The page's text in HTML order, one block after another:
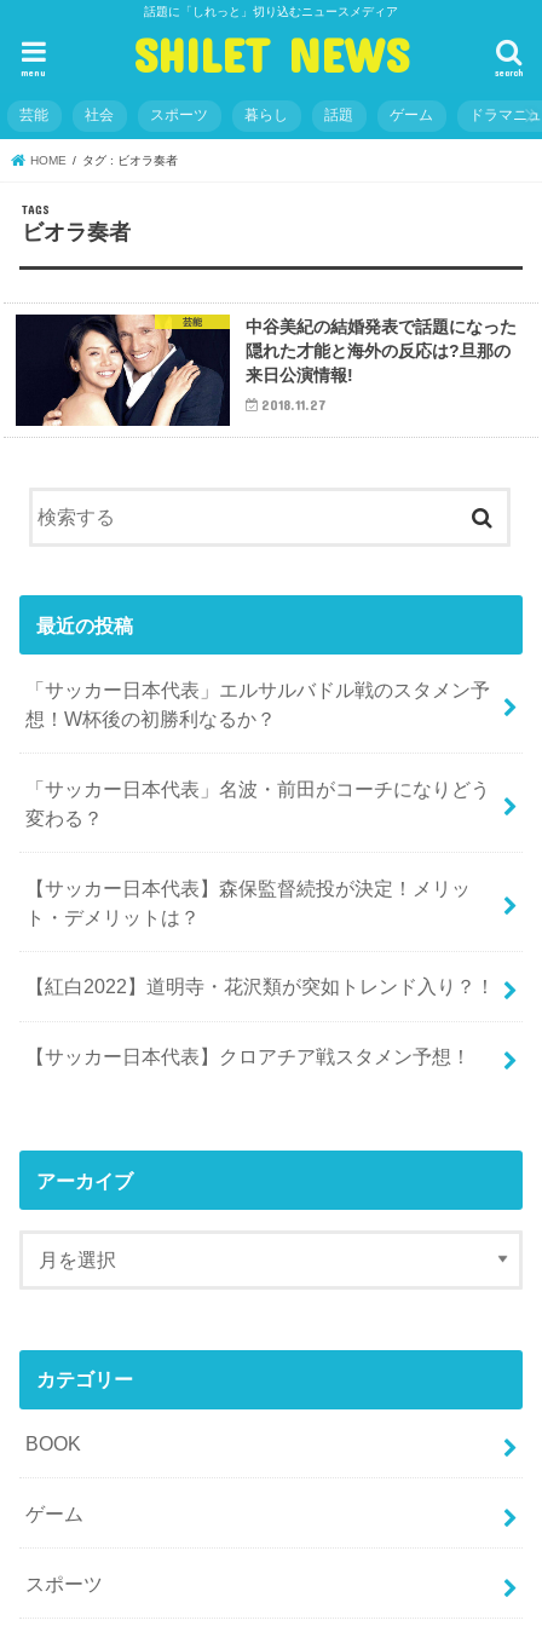
話題に「しれっと」切り込むニュースメディア
SHILET NEWS search
menu
芸能 社会 スポーツ 暮らし 話題 ゲーム ドラマニ
HOME タグ : ビオラ奏者
ビオラ奏者
芸能
中谷美紀の結婚発表で話題になった
隠れた才能と海外の反応は?旦那の
来日公演情報!
2018.11.27
最近の投稿
「サッカー日本代表」エルサルバドル戦のスタメン予
想！W杯後の初勝利なるか？
「サッカー日本代表」名波・前田がコーチになりどう
変わる？
【サッカー日本代表】森保監督続投が決定！メリッ
ト・デメリットは？
【紅白2022】道明寺・花沢類が突如トレンド入り？！
【サッカー日本代表】クロアチア戦スタメン予想！
アーカイブ
カテゴリー
BOOK
ゲーム
スポーツ